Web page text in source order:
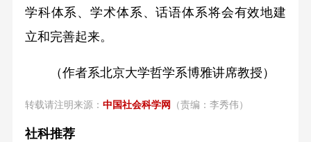
学科体系、学术体系、话语体系将会有效地建
立和完善起来。
（作者系北京大学哲学系博雅讲席教授）
转载请注明来源： 中国社会科学网 （责编：李秀伟）
社科推荐